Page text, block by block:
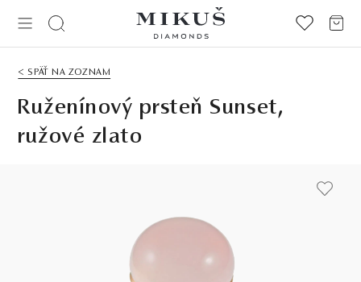
< SPÄŤ NA ZOZNAM
Ruženínový prsteň Sunset,
ružové zlato